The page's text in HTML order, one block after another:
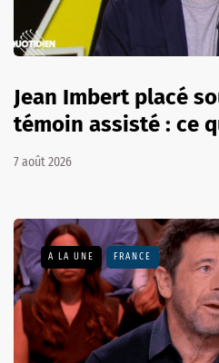
Jean Imbert placé
témoin assisté : ce
7 août 2026
A LA UNE FRANCE